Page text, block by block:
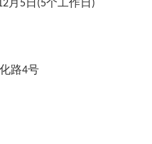
月 5日 (5个工作日 )
路4号